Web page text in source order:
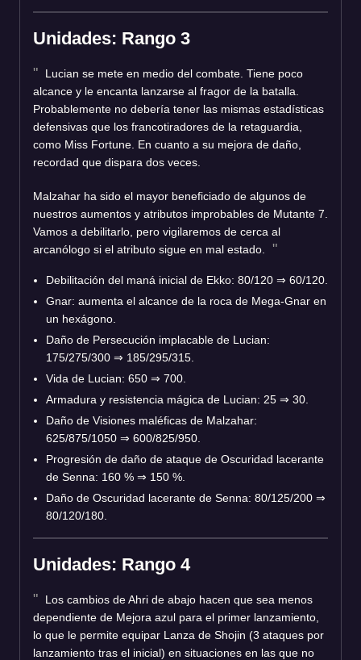
Unidades: Rango 3
Lucian se mete en medio del combate. Tiene poco
alcance y le encanta lanzarse al fragor de la batalla.
Probablemente no debería tener las mismas estadísticas
defensivas que los francotiradores de la retaguardia,
como Miss Fortune. En cuanto a su mejora de daño,
recordad que dispara dos veces.
Malzahar ha sido el mayor beneficiado de algunos de
nuestros aumentos y atributos improbables de Mutante 7.
Vamos a debilitarlo, pero vigilaremos de cerca al
arcanólogo si el atributo sigue en mal estado.
Debilitación del maná inicial de Ekko: 80/120 ⇒ 60/120.
Gnar: aumenta el alcance de la roca de Mega-Gnar en
un hexágono.
Daño de Persecución implacable de Lucian:
175/275/300 ⇒ 185/295/315.
Vida de Lucian: 650 ⇒ 700.
Armadura y resistencia mágica de Lucian: 25 ⇒ 30.
Daño de Visiones maléficas de Malzahar:
625/875/1050 ⇒ 600/825/950.
Progresión de daño de ataque de Oscuridad lacerante
de Senna: 160 % ⇒ 150 %.
Daño de Oscuridad lacerante de Senna: 80/125/200 ⇒
80/120/180.
Unidades: Rango 4
Los cambios de Ahri de abajo hacen que sea menos
dependiente de Mejora azul para el primer lanzamiento,
lo que le permite equipar Lanza de Shojin (3 ataques por
lanzamiento tras el inicial) en situaciones en las que no